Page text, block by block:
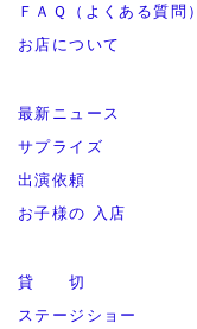
ＦＡＱ（よくある質問）
お店について
最新ニュース
サプライズ
出演依頼
お子様の 入店
貸 切
ステージショー